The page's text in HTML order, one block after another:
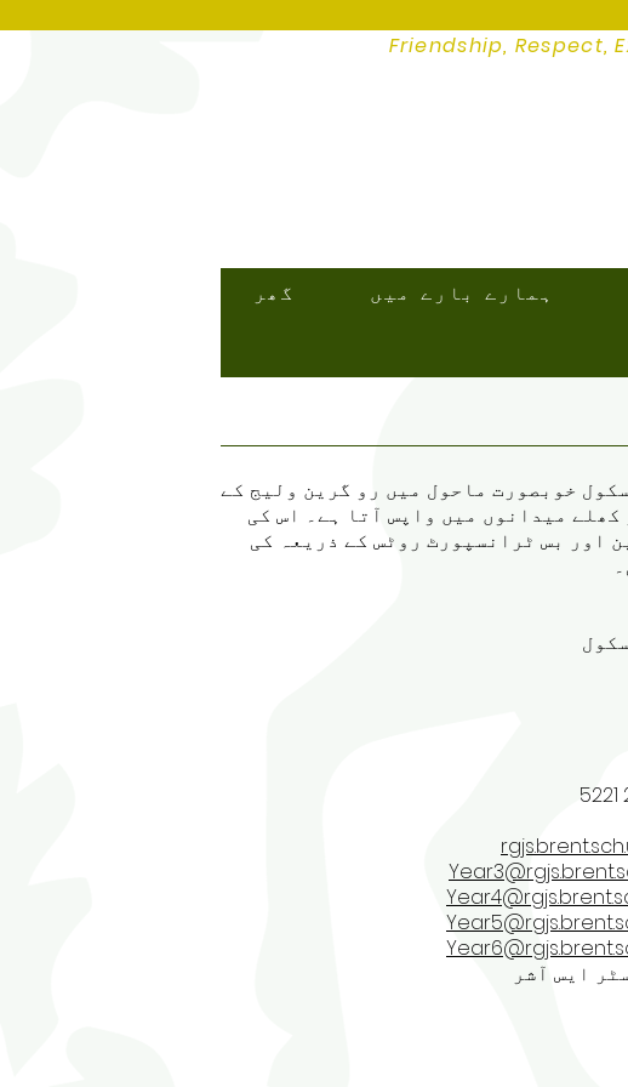
Friendship, Respect,
گھر ہمارے بارے میں
خوبصورت ماحول میں رو گرین ولیج کے
کھلے میدانوں میں واپس آتا ہے۔ اس کی
اور بس ٹرانسپورٹ روٹس کے ذریعہ کی
ایس آشر